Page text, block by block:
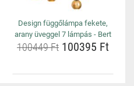
Design függőlámpa fekete,
arany üveggel 7 lámpás - Bert
100449 Ft 100395 Ft